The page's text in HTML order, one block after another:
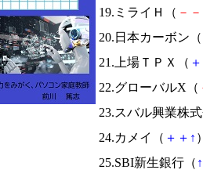
19.ミライＨ（ － －
20.日本カーボン（
21.上場ＴＰＸ（ ＋
22.グローバルX（
23.スバル興業株
24.カメイ（ ＋ ＋ ↑
25.SBI新生銀行（ ↑